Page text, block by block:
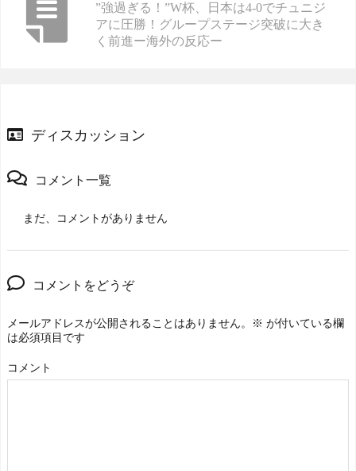
”強過ぎる！”W杯、日本は4-0でチュニジ
アに圧勝！グループステージ突破に大き
く前進ー海外の反応ー
ディスカッション
コメント一覧
まだ、コメントがありません
コメントをどうぞ
メールアドレスが公開されることはありません。 ※ が付いている欄
は必須項目です
コメント